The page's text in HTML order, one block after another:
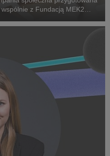
z Fundacją MEK2
na problemy pac...